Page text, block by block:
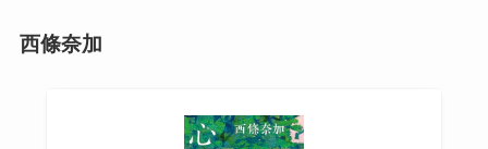
西條奈加